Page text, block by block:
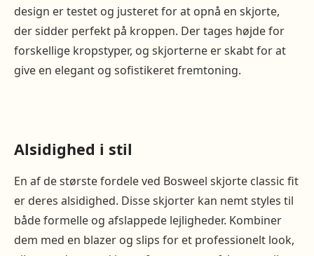
design er testet og justeret for at opnå en skjorte,
der sidder perfekt på kroppen. Der tages højde for
forskellige kropstyper, og skjorterne er skabt for at
give en elegant og sofistikeret fremtoning.
Alsidighed i stil
En af de største fordele ved Bosweel skjorte classic fit
er deres alsidighed. Disse skjorter kan nemt styles til
både formelle og afslappede lejligheder. Kombiner
dem med en blazer og slips for et professionelt look,